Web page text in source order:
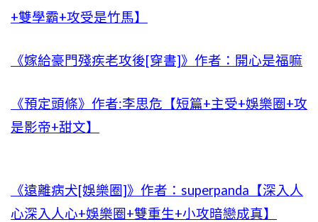
+雙學霸+攻受是竹馬】
《嫁給豪門殘疾老攻後[穿書]》作者：開心是福嘛
《預定頭條》作者:李思危【短篇+主受+娛樂圈+攻
是影帝+甜文】
《遠離病犬[娛樂圈]》作者：superpanda【深入人
心深入人心+娛樂圈+雙重生+小攻暗戀成真】